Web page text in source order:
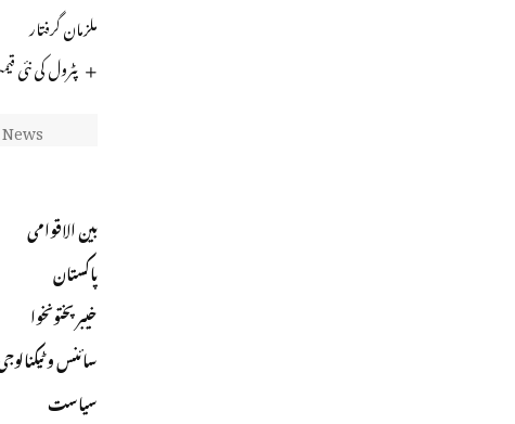
ملزمان گرفتار
پٹرول کی نئی قیمت 458 ڈیزل کی 520 روپے
بین الاقوامی
پاکستان
خیبرپختونخوا
سائنس و
سیاست